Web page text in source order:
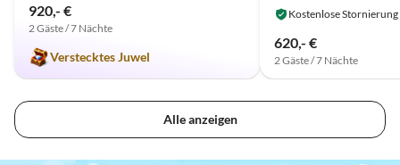
920,- €
2 Gäste / 7 Nächte
Verstecktes Juwel
Kostenlose Stornierung
620,- €
2 Gäste / 7 Nächte
Alle anzeigen